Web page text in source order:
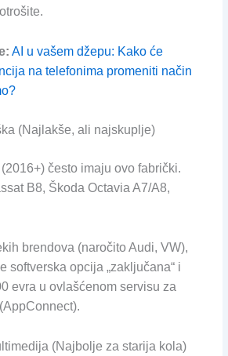
AI u vašem džepu: Kako će
na telefonima promeniti način
(Najlakše, ali najskuplje)
često imaju ovo fabrički.
B8, Škoda Octavia A7/A8,
brendova (naročito Audi, VW),
softverska opcija „zaključana“ i
evra u ovlašćenom servisu za
(Najbolje za starija kola)